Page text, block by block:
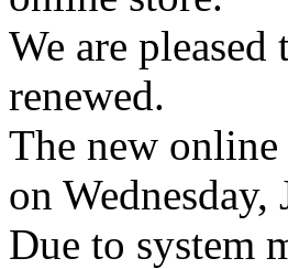
We are
renewed.
The new
on
Due to system